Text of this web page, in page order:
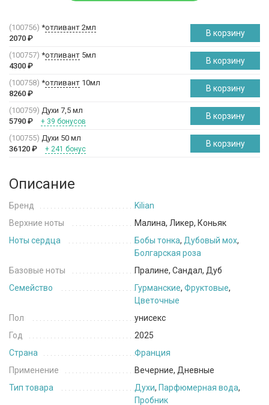
(100756) *отливант 2мл
2070 ₽
В корзину
(100757) *отливант 5мл
4300 ₽
В корзину
(100758) *отливант 10мл
8260 ₽
В корзину
(100759) Духи 7,5 мл
5790 ₽ + 39 бонусов
В корзину
(100755) Духи 50 мл
36120 ₽ + 241 бонус
В корзину
Описание
Бренд
Kilian
Верхние ноты
Малина, Ликер, Коньяк
Ноты сердца
Бобы тонка, Дубовый мох,
Болгарская роза
Базовые ноты
Пралине, Сандал, Дуб
Семейство
Гурманские, Фруктовые,
Цветочные
Пол
унисекс
Год
2025
Страна
Франция
Применение
Вечерние, Дневные
Тип товара
Духи, Парфюмерная вода,
Пробник